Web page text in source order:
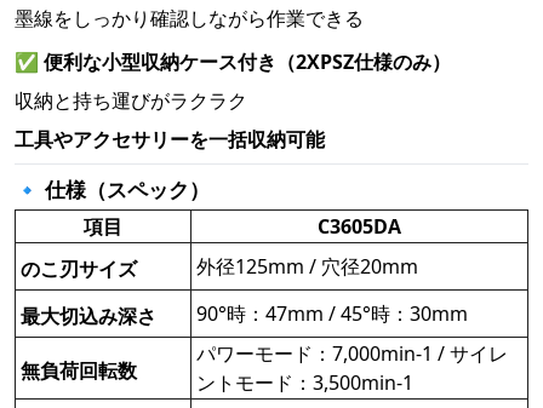
墨線をしっかり確認しながら作業できる
✅ 便利な小型収納ケース付き（2XPSZ仕様のみ）
収納と持ち運びがラクラク
工具やアクセサリーを一括収納可能
🔹 仕様（スペック）
項目
C3605DA
のこ刃サイズ
外径125mm / 穴径20mm
最大切込み深さ
90°時：47mm / 45°時：30mm
無負荷回転数
パワーモード：7,000min-1 / サイレ
ントモード：3,500min-1